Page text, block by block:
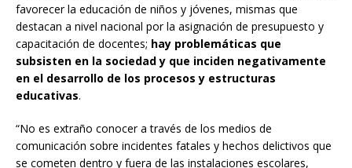
favorecer la educación de niños y jóvenes, mismas que
destacan a nivel nacional por la asignación de presupuesto y
capacitación de docentes; hay problemáticas que
subsisten en la sociedad y que inciden negativamente
en el desarrollo de los procesos y estructuras
educativas.
“No es extraño conocer a través de los medios de
comunicación sobre incidentes fatales y hechos delictivos que
se cometen dentro y fuera de las instalaciones escolares,